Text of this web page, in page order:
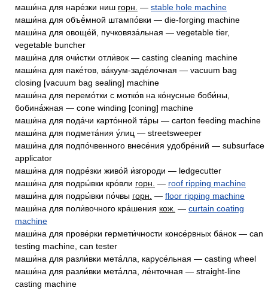
маши́на для наре́зки ниш горн. — stable hole machine
маши́на для объё́мной штампо́вки — die-forging machine
маши́на для овоще́й, пучковяза́льная — vegetable tier,
vegetable buncher
маши́на для очи́стки отли́вок — casting cleaning machine
маши́на для паке́тов, ва́куум-заде́лочная — vacuum bag
closing [vacuum bag sealing] machine
маши́на для перемо́тки с мотко́в на ко́нусные боби́ны,
бобина́жная — cone winding [coning] machine
маши́на для пода́чи карто́нной та́ры — carton feeding machine
маши́на для подмета́ния у́лиц — streetsweeper
маши́на для подпо́чвенного внесе́ния удобре́ний — subsurface
applicator
маши́на для подре́зки живо́й и́згороди — ledgecutter
маши́на для подры́вки кро́вли горн. — roof ripping machine
маши́на для подры́вки по́чвы горн. — floor ripping machine
маши́на для поли́вочного кра́шения кож. — curtain coating
machine
маши́на для прове́рки гермети́чности консе́рвных ба́нок — can
testing machine, can tester
маши́на для разли́вки мета́лла, карусе́льная — casting wheel
маши́на для разли́вки мета́лла, ле́нточная — straight-line
casting machine